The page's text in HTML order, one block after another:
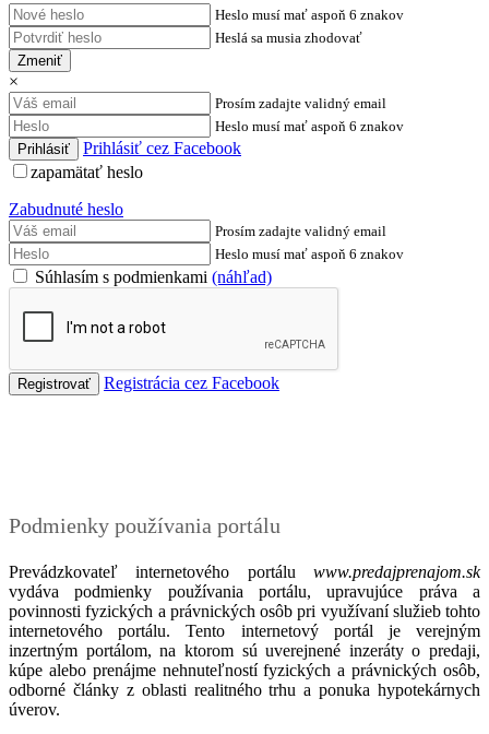
Heslo musí mať aspoň 6 znakov
Heslá sa musia zhodovať
Zmeniť
×
Prosím zadajte validný email
Heslo musí mať aspoň 6 znakov
Prihlásiť cez Facebook
zapamätať heslo
Zabudnuté heslo
Prosím zadajte validný email
Heslo musí mať aspoň 6 znakov
Súhlasím s podmienkami (náhľad)
Registrácia cez Facebook
Podmienky používania portálu
Prevádzkovateľ internetového portálu www.predajprenajom.sk
vydáva podmienky používania portálu, upravujúce práva a
povinnosti fyzických a právnických osôb pri využívaní služieb tohto
internetového portálu. Tento internetový portál je verejným
inzertným portálom, na ktorom sú uverejnené inzeráty o predaji,
kúpe alebo prenájme nehnuteľností fyzických a právnických osôb,
odborné články z oblasti realitného trhu a ponuka hypotekárnych
úverov.